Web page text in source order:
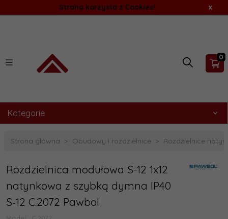
Strona korzysta z Cookies! x
0
Kategorie
Strona główna Obudowy i rozdzielnice Rozdzielnice
Rozdzielnica modułowa S-12 1x12
natynkowa z szybką dymna IP40
S‑12 C.2072 Pawbol